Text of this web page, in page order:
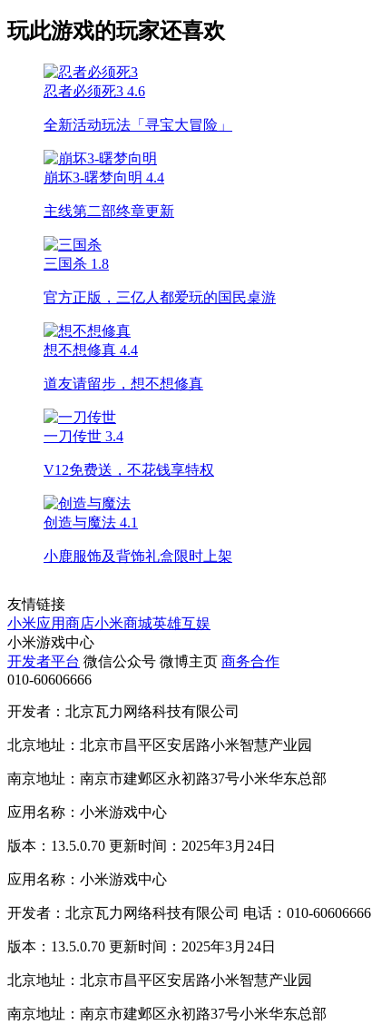
玩此游戏的玩家还喜欢
忍者必须死3 4.6
全新活动玩法「寻宝大冒险」
崩坏3-曙梦向明 4.4
主线第二部终章更新
三国杀 1.8
官方正版，三亿人都爱玩的国民桌游
想不想修真 4.4
道友请留步，想不想修真
一刀传世 3.4
V12免费送，不花钱享特权
创造与魔法 4.1
小鹿服饰及背饰礼盒限时上架
友情链接
小米应用商店小米商城英雄互娱
小米游戏中心
开发者平台 微信公众号 微博主页 商务合作
010-60606666
开发者：北京瓦力网络科技有限公司
北京地址：北京市昌平区安居路小米智慧产业园
南京地址：南京市建邺区永初路37号小米华东总部
应用名称：小米游戏中心
版本：13.5.0.70 更新时间：2025年3月24日
应用名称：小米游戏中心
开发者：北京瓦力网络科技有限公司 电话：010-60606666
版本：13.5.0.70 更新时间：2025年3月24日
北京地址：北京市昌平区安居路小米智慧产业园
南京地址：南京市建邺区永初路37号小米华东总部